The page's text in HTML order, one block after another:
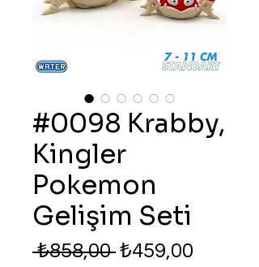
#0098 Krabby,
Kingler
Pokemon
Gelişim Seti
₺858,00 Normal
₺459,00